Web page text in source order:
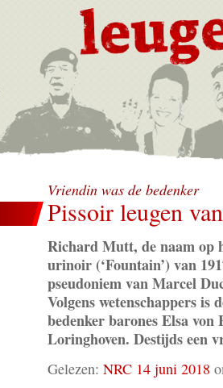
Vriendin was de bedenker
Pissoir leugen
Richard Mutt, de naam op
urinoir (‘Fountain’) van
pseudoniem van Marcel
Volgens wetenschappers is
bedenker barones Elsa von
Loringhoven. Destijds een
Gelezen: NRC 14 juni 2018